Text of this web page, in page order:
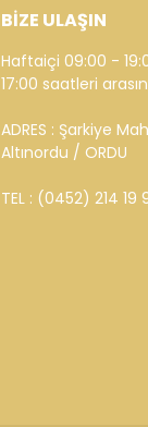
BİZE ULAŞIN
Haftaiçi 09:00 -
17:00 saatleri
ADRES : Şarkiye
Altınordu / ORDU
TEL : (0452) 214 19